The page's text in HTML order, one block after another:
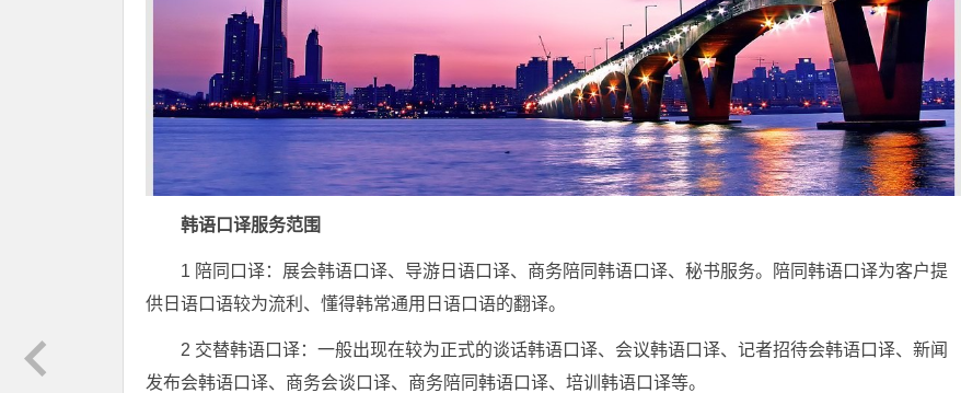
韩语口译服务范围
1 陪同口译：展会韩语口译、导游日语口译、商务陪同韩语口译、秘书服务。陪同韩语口译为客户提
供日语口语较为流利、懂得韩常通用日语口语的翻译。
2 交替韩语口译：一般出现在较为正式的谈话韩语口译、会议韩语口译、记者招待会韩语口译、新闻
发布会韩语口译、商务会谈口译、商务陪同韩语口译、培训韩语口译等。